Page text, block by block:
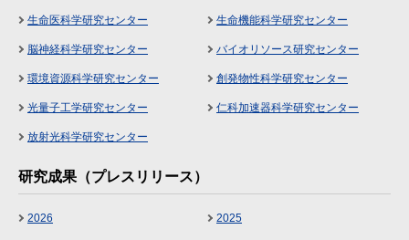
生命医科学研究センター 生命機能科学研究センター
脳神経科学研究センター バイオリソース研究センター
環境資源科学研究センター 創発物性科学研究センター
光量子工学研究センター 仁科加速器科学研究センター
放射光科学研究センター
研究成果（プレスリリース）
2026 2025